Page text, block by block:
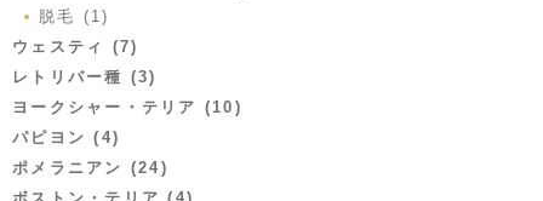
脱毛 (1)
ウェスティ (7)
レトリバー種 (3)
ヨークシャー・テリア (10)
パピヨン (4)
ポメラニアン (24)